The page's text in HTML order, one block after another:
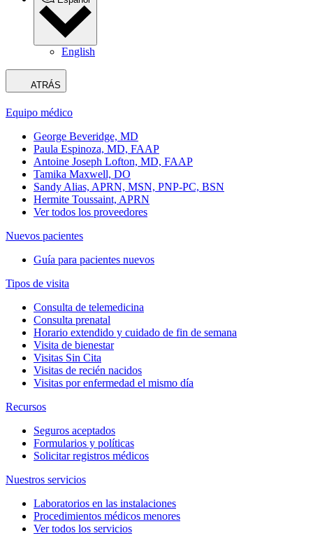
English
ATRÁS
Equipo médico
George Beveridge, MD
Paula Espinoza, MD, FAAP
Antoine Joseph Lofton, MD, FAAP
Tamika Maxwell, DO
Sandy Alias, APRN, MSN, PNP-PC, BSN
Hermite Toussaint, APRN
Ver todos los proveedores
Nuevos pacientes
Guía para pacientes nuevos
Tipos de visita
Consulta de telemedicina
Consulta prenatal
Horario extendido y cuidado de fin de semana
Visita de bienestar
Visitas Sin Cita
Visitas de recién nacidos
Visitas por enfermedad el mismo día
Recursos
Seguros aceptados
Formularios y políticas
Solicitar registros médicos
Nuestros servicios
Laboratorios en las instalaciones
Procedimientos médicos menores
Ver todos los servicios